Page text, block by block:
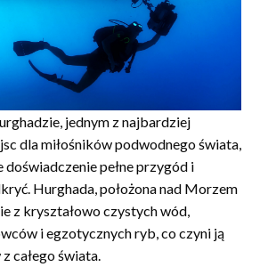
jednym z najbardziej
dla miłośników podwodnego świata,
doświadczenie pełne przygód i
Hurghada, położona nad Morzem
z kryształowo czystych wód,
i egzotycznych ryb, co czyni ją
całego świata.